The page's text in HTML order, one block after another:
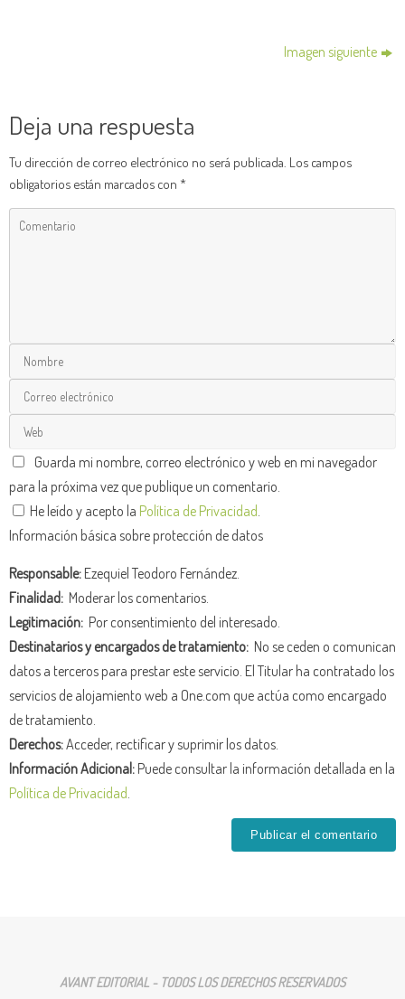
Imagen siguiente
Deja una respuesta
Tu dirección de correo electrónico no será publicada. Los campos
obligatorios están marcados con *
Guarda mi nombre, correo electrónico y web en mi navegador
para la próxima vez que publique un comentario.
He leído y acepto la Política de Privacidad
Información básica sobre protección de datos
Responsable:Ezequiel Teodoro Fernández.
Finalidad: Moderar los comentarios.
Legitimación: Por consentimiento del interesado.
Destinatarios y encargados de tratamiento: No se ceden o comunican
datos a terceros para prestar este servicio. El Titular ha contratado los
servicios de alojamiento web a One.com que actúa como encargado
de tratamiento.
Derechos:Acceder, rectificar y suprimir los datos.
Información Adicional:Puede consultar la información detallada en la
Política de Privacidad
AVANT EDITORIAL - TODOS LOS DERECHOS RESERVADOS